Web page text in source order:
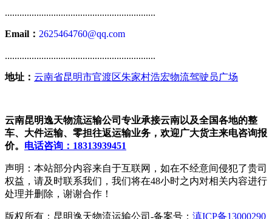
..............................................................
Email： 2625464760@qq.com
..............................................................
地址： 云南省昆明市官渡区朱家村浩宏物流驾驶员广场
云南昆明逸天物流运输公司专业承接云南以及全国各地的整
车、大件运输、零担往返运输业务，欢迎广大货主来电咨询报
价。 电话咨询：18313939451
声明：本站部分内容来自于互联网，如在不经意间侵犯了贵司
权益，请及时联系我们，我们将在48小时之内对相关内容进行
处理并删除，谢谢合作！
版权所有：昆明逸天物流运输公司-备案号： 滇ICP备13000290